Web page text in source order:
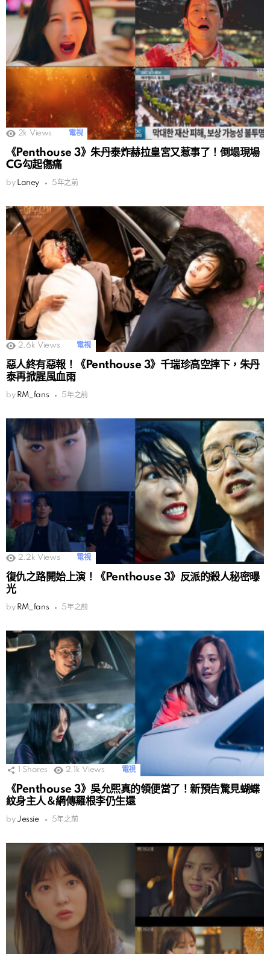
2k Views 電視
《Penthouse 3》朱丹泰炸赫拉皇宮又惹事了！倒塌現場
CG勾起傷痛
by Laney 5年之前
2.6k Views 電視
惡人終有惡報！《Penthouse 3》千瑞珍高空摔下，朱丹
泰再掀腥風血雨
by RM_fans 5年之前
2.2k Views 電視
復仇之路開始上演！《Penthouse 3》反派的殺人秘密曝
光
by RM_fans 5年之前
Shares 2.1k Views 電視
《Penthouse 3》吳允熙真的領便當了！新預告驚見蝴蝶
紋身主人＆網傳羅根李仍生還
by Jessie 5年之前